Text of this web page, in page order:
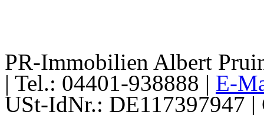
PR-Immobilien Albert
| Tel.: 04401-938888 | E-
USt-IdNr.: DE117397947 |